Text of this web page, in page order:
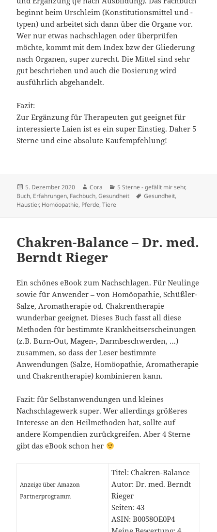
beginnt beim Urschleim (Konstitutionsmittel und -
typen) und arbeitet sich dann über die Organe vor.
Wer nur etwas nachschlagen oder überprüfen
möchte, kommt mit dem Index bzw der Gliederung
nach Organen, super zurecht. Die Mittel sind sehr
gut beschrieben und auch die Dosierung wird
ausführlich abgehandelt.
Fazit:
Zur Ergänzung für Therapeuten gut geeignet für
interessierte Laien ist es ein super Einstieg. Daher 5
Sterne und eine absolute Kaufempfehlung!
Veröffentlicht
am
5. Dezember 2020 Autor
Cora Kategorien
5 Sterne - gefällt mir sehr,
Buch, Erfahrungen, Fachbuch,Gesundheit Schlagwörter
Gesundheit,
Haustier, Homöopathie, Pferde,Tiere
Chakren-Balance – Dr. med.
Berndt Rieger
Ein schönes eBook zum Nachschlagen. Für Neulinge
sowie für Anwender – von Homöopathie, Schüßler-
Salze, Aromatherapie od. Chakrentherapie –
wunderbar geeignet. Dieses Buch fasst all diese
Methoden für bestimmte Krankheitserscheinungen
(z.B. Burn-Out, Magen-, Darmbeschwerden, …)
zusammen, so dass der Leser bestimmte
Anwendungen (Salze, Homöopathie, Aromatherapie
und Chakrentherapie) kombinieren kann.
Fazit: für Selbstanwendungen und kleines
Nachschlagewerk super. Wer allerdings größeres
Interesse an den Heilmethoden hat, sollte auf
andere Kompendien zurückgreifen. Aber 4 Sterne
gibt das eBook schon her
Anzeige über Amazon
Partnerprogramm
Titel: Chakren-Balance
Autor: Dr. med. Berndt
Rieger
Seiten: 43
ASIN: B0058OE0P4